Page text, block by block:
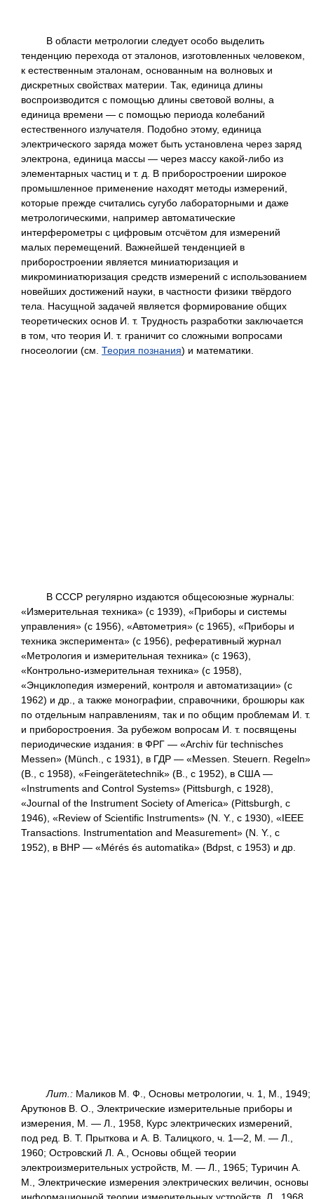
В области метрологии следует особо выделить
тенденцию перехода от эталонов, изготовленных человеком,
к естественным эталонам, основанным на волновых и
дискретных свойствах материи. Так, единица длины
воспроизводится с помощью длины световой волны, а
единица времени — с помощью периода колебаний
естественного излучателя. Подобно этому, единица
электрического заряда может быть установлена через заряд
электрона, единица массы — через массу какой-либо из
элементарных частиц и т. д. В приборостроении широкое
промышленное применение находят методы измерений,
которые прежде считались сугубо лабораторными и даже
метрологическими, например автоматические
интерферометры с цифровым отсчётом для измерений
малых перемещений. Важнейшей тенденцией в
приборостроении является миниатюризация и
микроминиатюризация средств измерений с использованием
новейших достижений науки, в частности физики твёрдого
тела. Насущной задачей является формирование общих
теоретических основ И. т. Трудность разработки заключается
в том, что теория И. т. граничит со сложными вопросами
гносеологии (см. Теория познания) и математики.
В СССР регулярно издаются общесоюзные журналы:
«Измерительная техника» (с 1939), «Приборы и системы
управления» (с 1956), «Автометрия» (с 1965), «Приборы и
техника эксперимента» (с 1956), реферативный журнал
«Метрология и измерительная техника» (с 1963),
«Контрольно-измерительная техника» (с 1958),
«Энциклопедия измерений, контроля и автоматизации» (с
1962) и др., а также монографии, справочники, брошюры как
по отдельным направлениям, так и по общим проблемам И. т.
и приборостроения. За рубежом вопросам И. т. посвящены
периодические издания: в ФРГ — «Archiv für technisches
Messen» (Münch., с 1931), в ГДР — «Messen. Steuern. Regeln»
(В., с 1958), «Feingerätetechnik» (В., с 1952), в США —
«Instruments and Control Systems» (Pittsburgh, с 1928),
«Journal of the Instrument Society of America» (Pittsburgh, с
1946), «Review of Scientific Instruments» (N. Y., с 1930), «IEEE
Transactions. Instrumentation and Measurement» (N. Y., с
1952), в ВНР — «Mérés és automatika» (Bdpst, с 1953) и др.
Лит.: Маликов М. Ф., Основы метрологии, ч. 1, М., 1949;
Арутюнов В. О., Электрические измерительные приборы и
измерения, М. — Л., 1958, Курс электрических измерений,
под ред. В. Т. Прыткова и А. В. Талицкого, ч. 1—2, М. — Л.,
1960; Островский Л. А., Основы общей теории
электроизмерительных устройств, М. — Л., 1965; Туричин А.
М., Электрические измерения электрических величин, основы
информационной теории измерительных устройств, Л., 1968.